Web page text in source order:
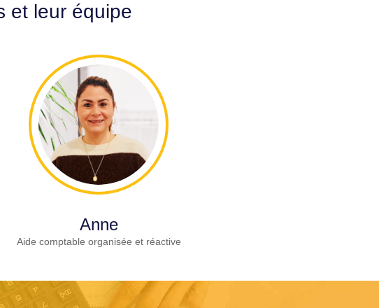
et leur équipe
Anne
Aide comptable organisée et réactive